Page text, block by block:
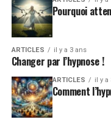
Pourquoi
ARTICLES il y a 3 ans
Changer par l’hypnose !
ARTICLES il y a
Comment